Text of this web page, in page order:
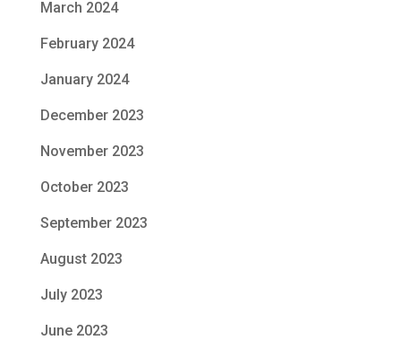
March 2024
February 2024
January 2024
December 2023
November 2023
October 2023
September 2023
August 2023
July 2023
June 2023